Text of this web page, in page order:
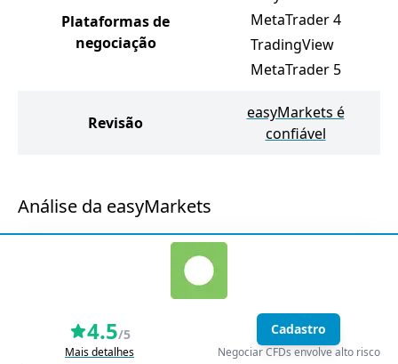
Plataformas de
negociação
MetaTrader 4
TradingView
MetaTrader 5
Revisão
easyMarkets é
confiável
Análise da easyMarkets
4.5/5
Mais detalhes
Cadastro
Negociar CFDs envolve alto risco